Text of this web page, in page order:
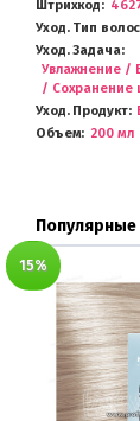
Штрихкод
Уход. Тип волос
Уход. Задача
Увлажнение /
/ Сохранение
Уход. Продукт
Объем
200 мл
Популярные
15%